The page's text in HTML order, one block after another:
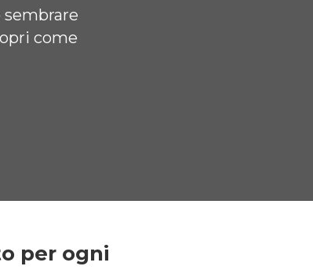
sembrare
come
per ogni